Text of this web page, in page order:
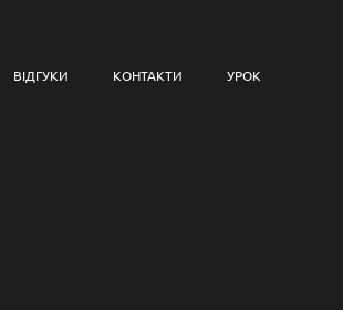
ВІДГУКИ КОНТАКТИ УРОК